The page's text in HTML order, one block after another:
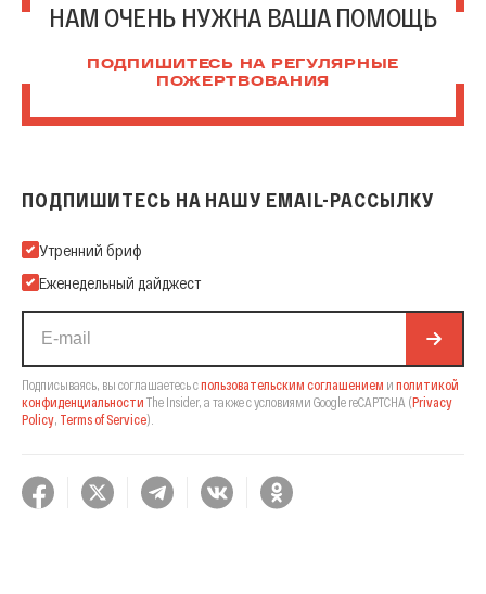
НАМ ОЧЕНЬ НУЖНА ВАША ПОМОЩЬ
ПОДПИШИТЕСЬ НА РЕГУЛЯРНЫЕ
ПОЖЕРТВОВАНИЯ
ПОДПИШИТЕСЬ НА НАШУ EMAIL-РАССЫЛКУ
Подпишитесь на нашу Email-рассылку
Утренний бриф
Еженедельный дайджест
Подписываясь, вы соглашаетесь спользовательским соглашением и политикой
конфиденциальности The Insider, а также с условиями Google reCAPTCHA (Privacy
Policy, Terms of Service).